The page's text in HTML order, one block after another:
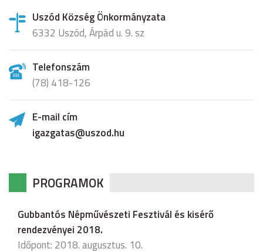
Uszód Község Önkormányzata
6332 Uszód, Árpád u. 9. sz
Telefonszám
(78) 418-126
E-mail cím
igazgatas@uszod.hu
PROGRAMOK
Gubbantós Népművészeti Fesztivál és kisérő
rendezvényei 2018.
Időpont: 2018. augusztus. 10.